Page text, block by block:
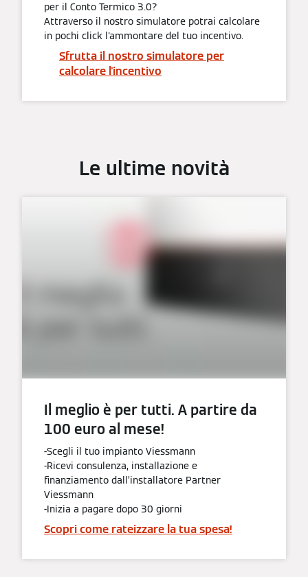
per il Conto Termico 3.0?
Attraverso il nostro simulatore potrai calcolare
in pochi click l'ammontare del tuo incentivo.
Sfrutta il nostro simulatore per
calcolare l'incentivo
Le ultime novità
Il meglio è per tutti. A partire da
100 euro al mese!
-Scegli il tuo impianto Viessmann
-Ricevi consulenza, installazione e
finanziamento dall’installatore Partner
Viessmann
-Inizia a pagare dopo 30 giorni
Scopri come rateizzare la tua spesa!